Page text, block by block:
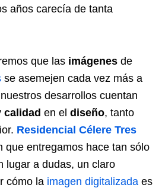
años carecía de tanta
que las imágenes de
se asemejen cada vez más a
desarrollos cuentan
calidad en el diseño, tanto
Residencial Célere Tres
que entregamos hace tan sólo
lugar a dudas, un claro
cómo la imagen digitalizada es